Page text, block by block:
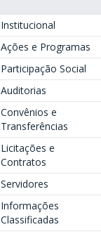
Institucional
Ações e Programas
Participação Social
Auditorias
Convênios e
Transferências
Licitações e
Contratos
Servidores
Informações
Classificadas